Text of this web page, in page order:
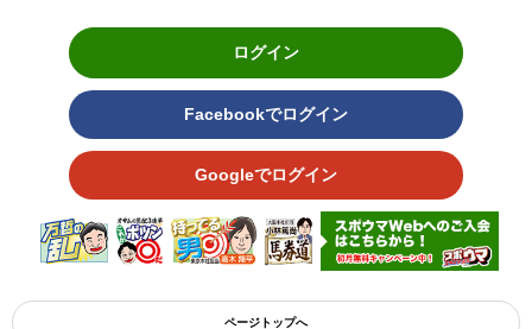
ログイン
Facebookでログイン
Googleでログイン
ページトップへ